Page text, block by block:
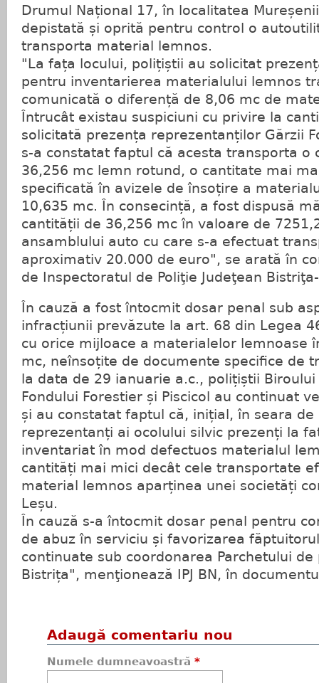
Drumul Național 17, în localitatea
depistată și oprită pentru control o
transporta material lemnos.
"La fața locului, polițiștii au solicitat
pentru inventarierea materialului lemnos
comunicată o diferență de 8,06 mc de
Întrucât existau suspiciuni cu privire la
solicitată prezența reprezentanților Gărzii
s-a constatat faptul că acesta transporta o
36,256 mc lemn rotund, o cantitate mai
specificată în avizele de însoțire a
10,635 mc. În consecință, a fost dispusă
cantității de 36,256 mc în valoare de
ansamblului auto cu care s-a efectuat
aproximativ 20.000 de euro", se arată în
de Inspectoratul de Poliţie Judeţean
În cauză a fost întocmit dosar penal sub
infracțiunii prevăzute la art. 68 din Legea
cu orice mijloace a materialelor lemnoase
mc, neînsoțite de documente specifice de
la data de 29 ianuarie a.c., polițiștii
Fondului Forestier și Piscicol au continuat
și au constatat faptul că, inițial, în seara
reprezentanți ai ocolului silvic prezenți la
inventariat în mod defectuos materialul
cantități mai mici decât cele transportate
material lemnos aparținea unei societăți
Leșu.
În cauză s-a întocmit dosar penal pentru
de abuz în serviciu și favorizarea
continuate sub coordonarea Parchetului de
Bistrița", menţionează IPJ BN, în
Adaugă comentariu nou
Numele dumneavoastră *